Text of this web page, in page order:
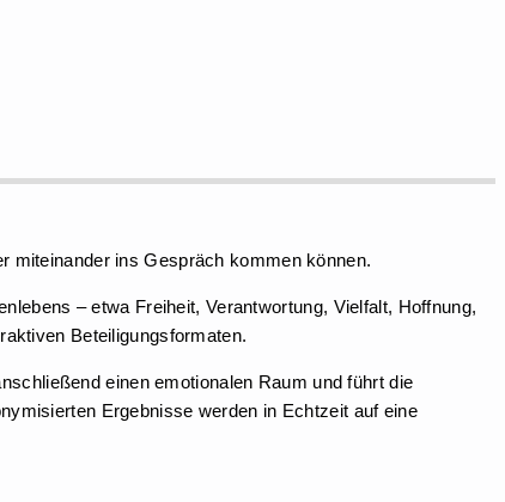
miteinander ins Gespräch kommen können.
– etwa Freiheit, Verantwortung, Vielfalt, Hoffnung,
Beteiligungsformaten.
einen emotionalen Raum und führt die
Ergebnisse werden in Echtzeit auf eine